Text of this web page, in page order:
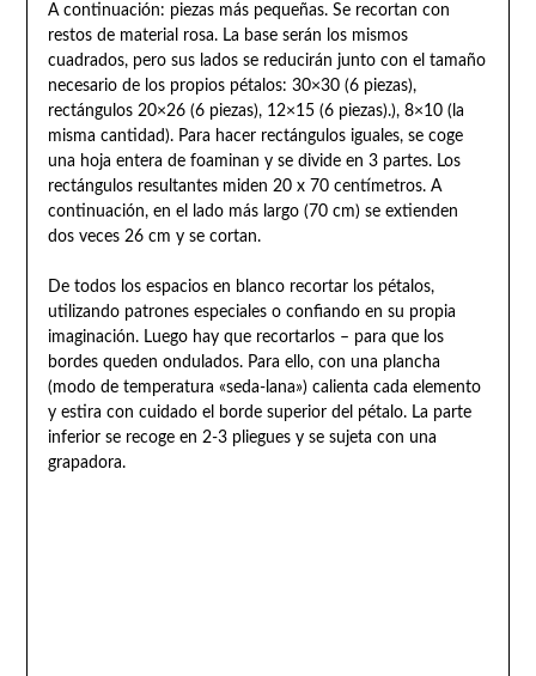
A continuación: piezas más pequeñas. Se recortan con
restos de material rosa. La base serán los mismos
cuadrados, pero sus lados se reducirán junto con el tamaño
necesario de los propios pétalos: 30×30 (6 piezas),
rectángulos 20×26 (6 piezas), 12×15 (6 piezas).), 8×10 (la
misma cantidad). Para hacer rectángulos iguales, se coge
una hoja entera de foaminan y se divide en 3 partes. Los
rectángulos resultantes miden 20 x 70 centímetros. A
continuación, en el lado más largo (70 cm) se extienden
dos veces 26 cm y se cortan.
De todos los espacios en blanco recortar los pétalos,
utilizando patrones especiales o confiando en su propia
imaginación. Luego hay que recortarlos – para que los
bordes queden ondulados. Para ello, con una plancha
(modo de temperatura «seda-lana») calienta cada elemento
y estira con cuidado el borde superior del pétalo. La parte
inferior se recoge en 2-3 pliegues y se sujeta con una
grapadora.